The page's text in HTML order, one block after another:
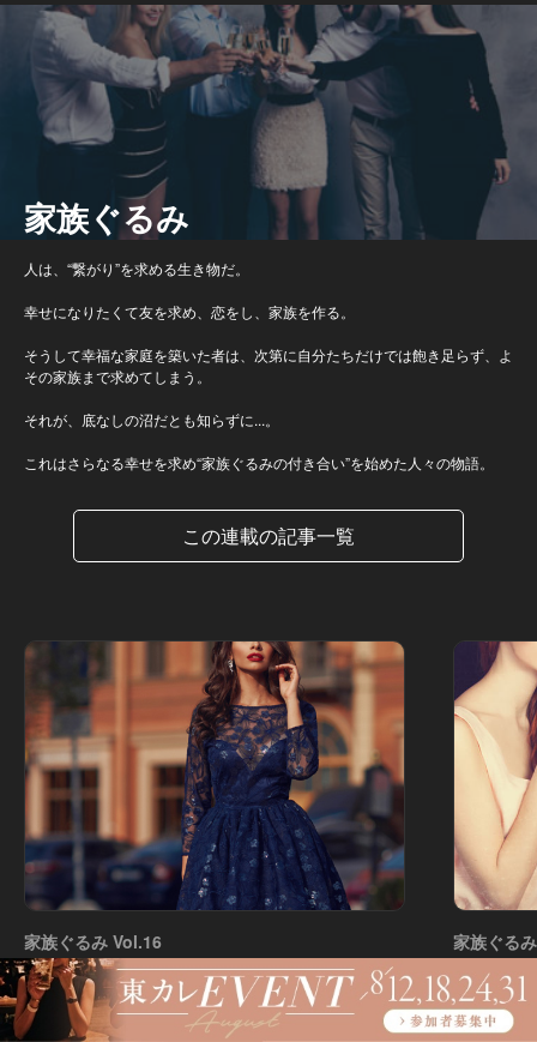
家族ぐるみ
人は、“繋がり”を求める生き物だ。
幸せになりたくて友を求め、恋をし、家族を作る。
そうして幸福な家庭を築いた者は、次第に自分たちだけでは飽き足らず、よ
その家族まで求めてしまう。
それが、底なしの沼だとも知らずに...。
これはさらなる幸せを求め“家族ぐるみの付き合い”を始めた人々の物語。
この連載の記事一覧
家族ぐるみ Vol.16
家族ぐるみ 番外編：「なんで、このマンシ
ョンに…？」美人妻の前に突如現れた元夫
家族ぐる
「私だ
在の場で